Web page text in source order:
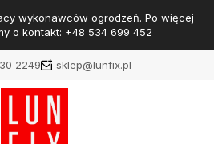
ogrodzeń. Po więcej
+48 534 699 452
2249 sklep@lunfix.pl